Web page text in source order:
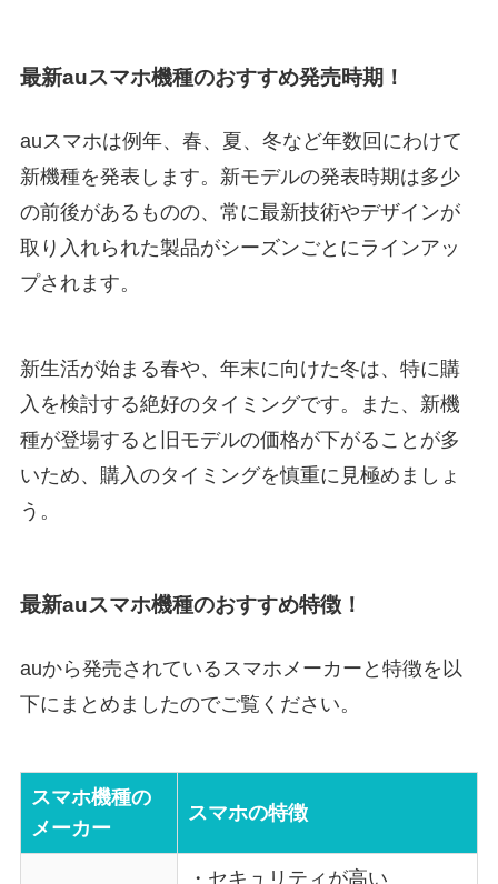
最新auスマホ機種のおすすめ発売時期！
auスマホは例年、春、夏、冬など年数回にわけて
新機種を発表します。新モデルの発表時期は多少
の前後があるものの、常に最新技術やデザインが
取り入れられた製品がシーズンごとにラインアッ
プされます。
新生活が始まる春や、年末に向けた冬は、特に購
入を検討する絶好のタイミングです。また、新機
種が登場すると旧モデルの価格が下がることが多
いため、購入のタイミングを慎重に見極めましょ
う。
最新auスマホ機種のおすすめ特徴！
auから発売されているスマホメーカーと特徴を以
下にまとめましたのでご覧ください。
スマホ機種の
メーカー
スマホの特徴
・セキュリティが高い